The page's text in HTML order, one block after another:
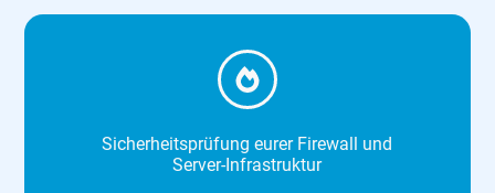
Sicherheitsprüfung eurer Firewall und
Server-Infrastruktur